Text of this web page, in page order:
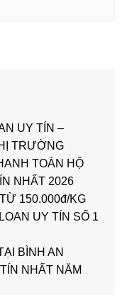
UY TÍN –
TRƯỜNG
TOÁN HỘ
NHẤT 2026
150.000đ/KG
UY TÍN SỐ 1
BÌNH AN
NHẤT NĂM